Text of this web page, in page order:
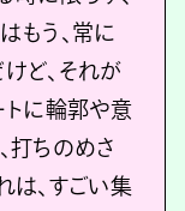
もう、常に
ど、それが
トに輪郭や意
打ちのめさ
は、すごい集